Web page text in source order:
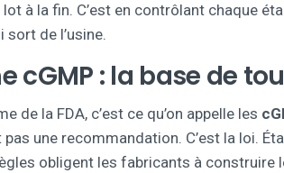
à la fin. C’est en contrôlant chaque
sort de l’usine.
cGMP : la base de
de la FDA, c’est ce qu’on appelle les
pas une recommandation. C’est la loi.
obligent les fabricants à